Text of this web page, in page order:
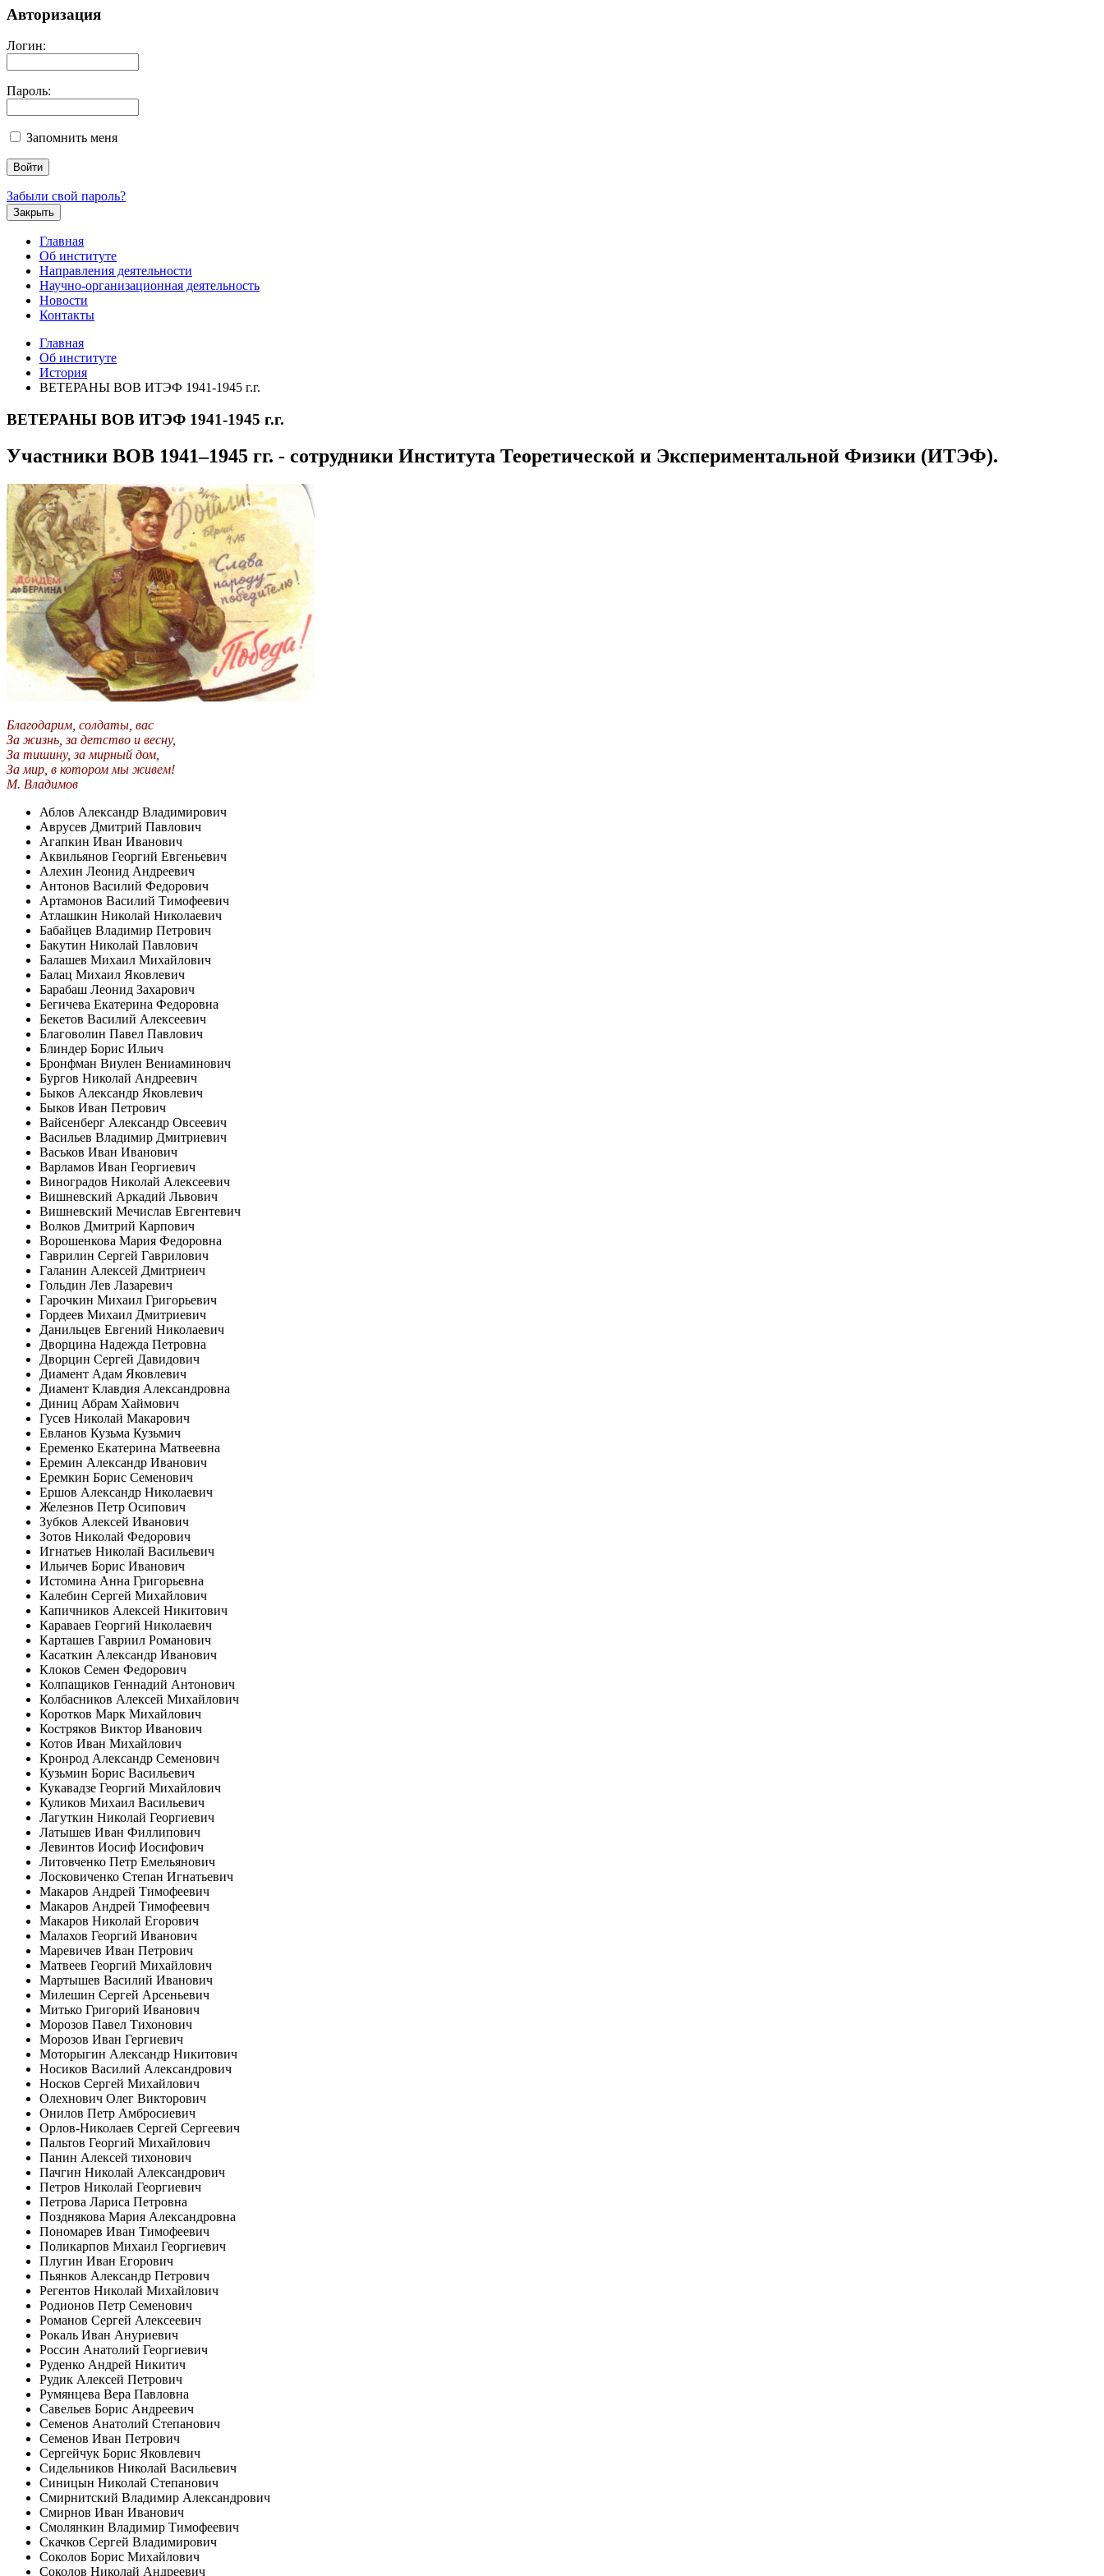
Авторизация
Логин:
Пароль:
Запомнить меня
Забыли свой пароль?
Закрыть
Главная
Об институте
Направления деятельности
Научно-организационная деятельность
Новости
Контакты
Главная
Об институте
История
ВЕТЕРАНЫ ВОВ ИТЭФ 1941-1945 г.г.
ВЕТЕРАНЫ ВОВ ИТЭФ 1941-1945 г.г.
Участники ВОВ 1941–1945 гг. - сотрудники Института Теоретической и Экспериментальной Физики (ИТЭФ).
Благодарим, солдаты, вас
За жизнь, за детство и весну,
За тишину, за мирный дом,
За мир, в котором мы живем!
М. Владимов
Аблов Александр Владимирович
Аврусев Дмитрий Павлович
Агапкин Иван Иванович
Аквильянов Георгий Евгеньевич
Алехин Леонид Андреевич
Антонов Василий Федорович
Артамонов Василий Тимофеевич
Атлашкин Николай Николаевич
Бабайцев Владимир Петрович
Бакутин Николай Павлович
Балашев Михаил Михайлович
Балац Михаил Яковлевич
Барабаш Леонид Захарович
Бегичева Екатерина Федоровна
Бекетов Василий Алексеевич
Благоволин Павел Павлович
Блиндер Борис Ильич
Бронфман Виулен Вениаминович
Бургов Николай Андреевич
Быков Александр Яковлевич
Быков Иван Петрович
Вайсенберг Александр Овсеевич
Васильев Владимир Дмитриевич
Васьков Иван Иванович
Варламов Иван Георгиевич
Виноградов Николай Алексеевич
Вишневский Аркадий Львович
Вишневский Мечислав Евгентевич
Волков Дмитрий Карпович
Ворошенкова Мария Федоровна
Гаврилин Сергей Гаврилович
Галанин Алексей Дмитриеич
Гольдин Лев Лазаревич
Гарочкин Михаил Григорьевич
Гордеев Михаил Дмитриевич
Данильцев Евгений Николаевич
Дворцина Надежда Петровна
Дворцин Сергей Давидович
Диамент Адам Яковлевич
Диамент Клавдия Александровна
Диниц Абрам Хаймович
Гусев Николай Макарович
Евланов Кузьма Кузьмич
Еременко Екатерина Матвеевна
Еремин Александр Иванович
Еремкин Борис Семенович
Ершов Александр Николаевич
Железнов Петр Осипович
Зубков Алексей Иванович
Зотов Николай Федорович
Игнатьев Николай Васильевич
Ильичев Борис Иванович
Истомина Анна Григорьевна
Калебин Сергей Михайлович
Капичников Алексей Никитович
Караваев Георгий Николаевич
Карташев Гавриил Романович
Касаткин Александр Иванович
Клоков Семен Федорович
Колпащиков Геннадий Антонович
Колбасников Алексей Михайлович
Коротков Марк Михайлович
Костряков Виктор Иванович
Котов Иван Михайлович
Кронрод Александр Семенович
Кузьмин Борис Васильевич
Кукавадзе Георгий Михайлович
Куликов Михаил Васильевич
Лагуткин Николай Георгиевич
Латышев Иван Филлипович
Левинтов Иосиф Иосифович
Литовченко Петр Емельянович
Лосковиченко Степан Игнатьевич
Макаров Андрей Тимофеевич
Макаров Андрей Тимофеевич
Макаров Николай Егорович
Малахов Георгий Иванович
Маревичев Иван Петрович
Матвеев Георгий Михайлович
Мартышев Василий Иванович
Милешин Сергей Арсеньевич
Митько Григорий Иванович
Морозов Павел Тихонович
Морозов Иван Гергиевич
Моторыгин Александр Никитович
Носиков Василий Александрович
Носков Сергей Михайлович
Олехнович Олег Викторович
Онилов Петр Амбросиевич
Орлов-Николаев Сергей Сергеевич
Пальтов Георгий Михайлович
Панин Алексей тихонович
Пачгин Николай Александрович
Петров Николай Георгиевич
Петрова Лариса Петровна
Позднякова Мария Александровна
Пономарев Иван Тимофеевич
Поликарпов Михаил Георгиевич
Плугин Иван Егорович
Пьянков Александр Петрович
Регентов Николай Михайлович
Родионов Петр Семенович
Романов Сергей Алексеевич
Рокаль Иван Ануриевич
Россин Анатолий Георгиевич
Руденко Андрей Никитич
Рудик Алексей Петрович
Румянцева Вера Павловна
Савельев Борис Андреевич
Семенов Анатолий Степанович
Семенов Иван Петрович
Сергейчук Борис Яковлевич
Сидельников Николай Васильевич
Синицын Николай Степанович
Смирнитский Владимир Александрович
Смирнов Иван Иванович
Смолянкин Владимир Тимофеевич
Скачков Сергей Владимирович
Соколов Борис Михайлович
Соколов Николай Андреевич